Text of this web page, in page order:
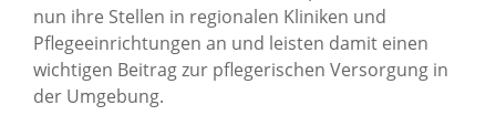
nun ihre Stellen in regionalen Kliniken und
Pflegeeinrichtungen an und leisten damit einen
wichtigen Beitrag zur pflegerischen Versorgung in
der Umgebung.